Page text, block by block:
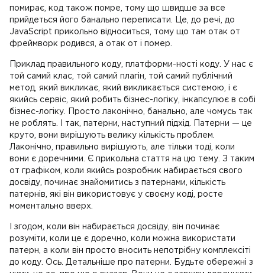
помирає, код також помре, тому що швидше за все
прийдеться його банально переписати. Це, до речі, до
JavaScript прикольно відноситься, тому що там отак от
фреймворк родився, а отак от і помер.
Приклад правильного коду, платформи-ності коду. У нас є
той самий клас, той самий плагін, той самий публічний
метод, який викликає, який викликається системою, і є
якийсь сервіс, який робить бізнес-логіку, інкапсулює в собі
бізнес-логіку. Просто лаконічно, банально, але чомусь так
не роблять. І так, патерни, наступний підхід. Патерни — це
круто, вони вирішують велику кількість проблем.
Лаконічно, правильно вирішують, але тільки тоді, коли
вони є доречними. Є прикольна стаття на цю тему. З таким
от графіком, коли якийсь розробник набирається свого
досвіду, починає знайомитись з патернами, кількість
патернів, які він використовує у своєму коді, росте
моментально вверх.
І згодом, коли він набирається досвіду, він починає
розуміти, коли це є доречно, коли можна використати
патерн, а коли він просто вносить непотрібну комплексіті
до коду. Ось. Детальніше про патерни. Будьте обережні з